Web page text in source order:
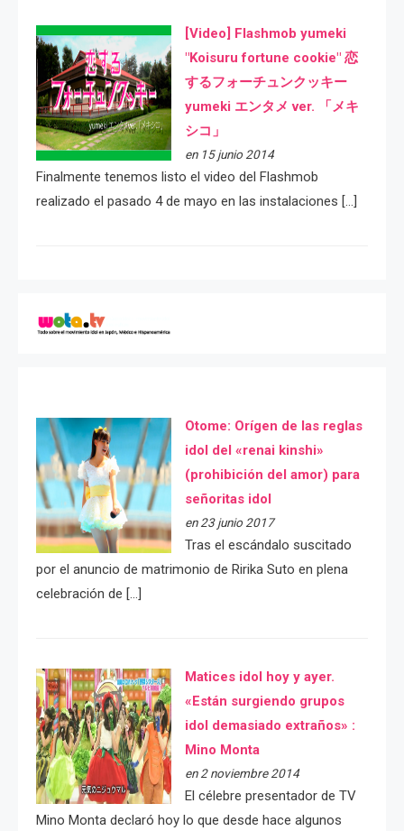
[Video] Flashmob yumeki
"Koisuru fortune cookie" 恋
するフォーチュンクッキー
yumeki エンタメ ver. 「メキ
シコ」
en 15 junio 2014
Finalmente tenemos listo el video del Flashmob
realizado el pasado 4 de mayo en las instalaciones […]
Otome: Orígen de las reglas
idol del «renai kinshi»
(prohibición del amor) para
señoritas idol
en 23 junio 2017
Tras el escándalo suscitado
por el anuncio de matrimonio de Ririka Suto en plena
celebración de […]
Matices idol hoy y ayer.
«Están surgiendo grupos
idol demasiado extraños» :
Mino Monta
en 2 noviembre 2014
El célebre presentador de TV
Mino Monta declaró hoy lo que desde hace algunos